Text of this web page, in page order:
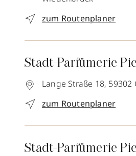
zum Routenplaner
Stadt-Parfümerie
Lange Straße 18, 59302
zum Routenplaner
Stadt-Parfümerie